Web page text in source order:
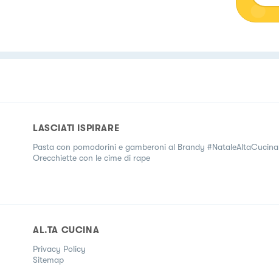
LASCIATI ISPIRARE
Pasta con pomodorini e gamberoni al Brandy #NataleAltaCucina
Orecchiette con le cime di rape
AL.TA CUCINA
Privacy Policy
Sitemap